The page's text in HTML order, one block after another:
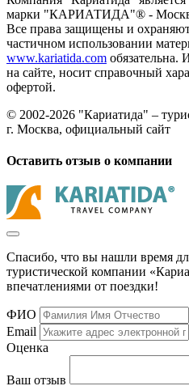
марки "КАРИАТИДА"® -
Все права защищены и
частичном использовании
www.kariatida.com обязательна.
на сайте, носит справочный
офертой.
© 2002-2026 "Кариатида" –
г. Москва, официальный сайт
Оставить отзыв о компании
Спасибо, что вы нашли время
туристической компании
впечатлениями от поездки!
ФИО
Email
Оценка
Ваш отзыв